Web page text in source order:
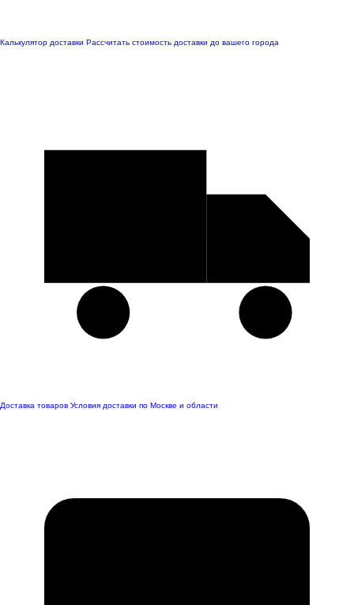
Калькулятор доставки Рассчитать стоимость доставки до вашего города
Доставка товаров Условия доставки по Москве и области